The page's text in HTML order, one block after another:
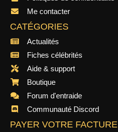
Me contacter
CATÉGORIES
Actualités
Fiches célébrités
Aide & support
Boutique
Forum d'entraide
Communauté Discord
PAYER VOTRE FACTURE